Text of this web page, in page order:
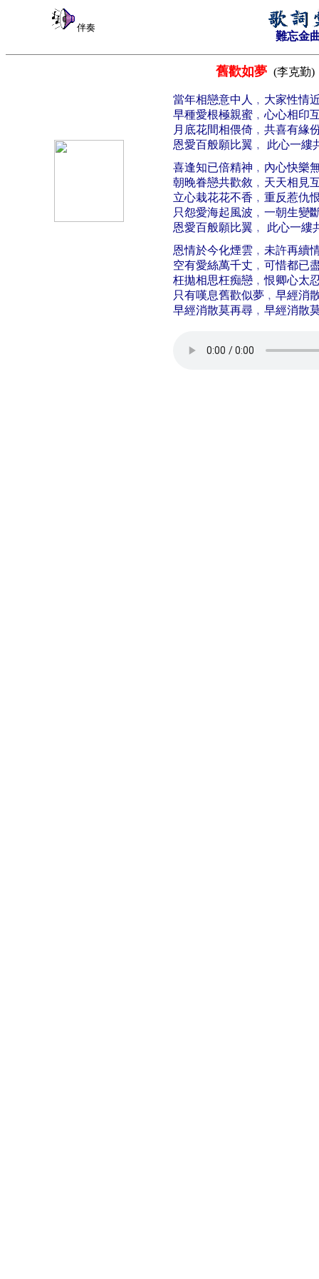
伴奏
難忘金
舊歡如夢 (李克勤)
當年相戀意中人﹐大家性情
早種愛根極親蜜﹐心心相印
月底花間相偎倚﹐共喜有緣
恩愛百般願比翼﹐ 此心一縷
喜逢知已倍精神﹐內心快樂
朝晚眷戀共歡敘﹐天天相見
立心栽花花不香﹐重反惹仇
只怨愛海起風波﹐一朝生變
恩愛百般願比翼﹐ 此心一縷
恩情於今化煙雲﹐未許再續
空有愛絲萬千丈﹐可惜都已
枉拋相思枉痴戀﹐恨卿心太
只有嘆息舊歡似夢﹐早經消
早經消散莫再尋﹐早經消散